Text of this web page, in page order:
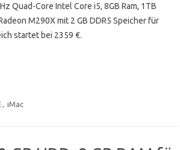
Quad-Core Intel Core i5, 8GB Ram, 1TB
M290X mit 2 GB DDR5 Speicher für
startet bei 2359 €.
, iMac